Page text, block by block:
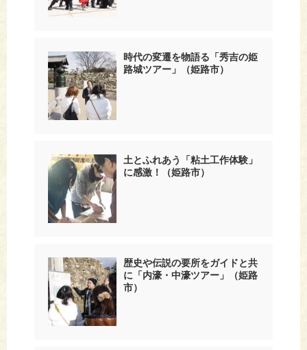
時代の変遷を物語る「秀吉の姫
路城ツアー」（姫路市）
土とふれあう「粘土工作体験」
に感激！（姫路市）
歴史や伝説の要所をガイドと共
に「内濠・中濠ツアー」（姫路
市）